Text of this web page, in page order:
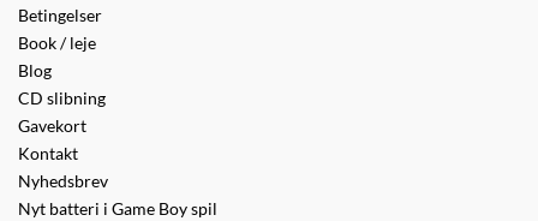
Betingelser
Book / leje
Blog
CD slibning
Gavekort
Kontakt
Nyhedsbrev
Nyt batteri i Game Boy spil